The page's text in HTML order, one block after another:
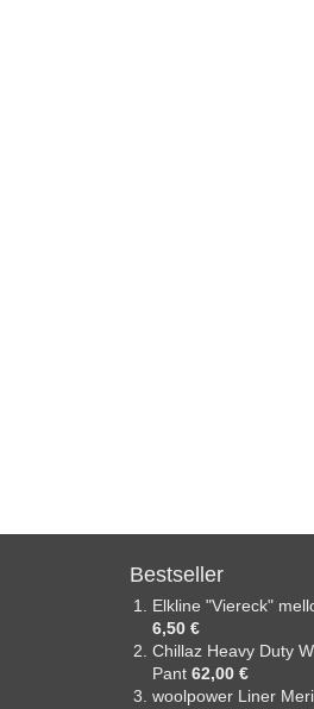
Bestseller
Elkline "Viereck"
6,50 €
Chillaz Heavy Duty
Pant62,00 €
woolpower Liner